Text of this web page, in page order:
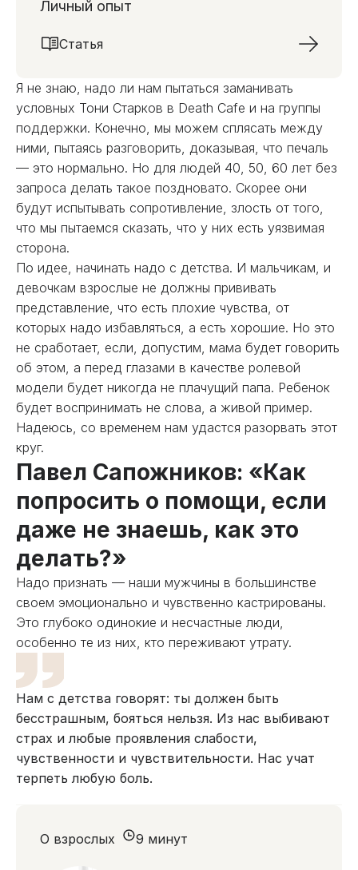
Личный опыт
Статья
Я не знаю, надо ли нам пытаться заманивать
условных Тони Старков в Death Cafe и на группы
поддержки. Конечно, мы можем сплясать между
ними, пытаясь разговорить, доказывая, что печаль
— это нормально. Но для людей 40, 50, 60 лет без
запроса делать такое поздновато. Скорее они
будут испытывать сопротивление, злость от того,
что мы пытаемся сказать, что у них есть уязвимая
сторона.
По идее, начинать надо с детства. И мальчикам, и
девочкам взрослые не должны прививать
представление, что есть плохие чувства, от
которых надо избавляться, а есть хорошие. Но это
не сработает, если, допустим, мама будет говорить
об этом, а перед глазами в качестве ролевой
модели будет никогда не плачущий папа. Ребенок
будет воспринимать не слова, а живой пример.
Надеюсь, со временем нам удастся разорвать этот
круг.
Павел Сапожников: «Как
попросить о помощи, если
даже не знаешь, как это
делать?»
Надо признать — наши мужчины в большинстве
своем эмоционально и чувственно кастрированы.
Это глубоко одинокие и несчастные люди,
особенно те из них, кто переживают утрату.
Нам с детства говорят: ты должен быть
бесстрашным, бояться нельзя. Из нас выбивают
страх и любые проявления слабости,
чувственности и чувствительности. Нас учат
терпеть любую боль.
О взрослых 9 минут